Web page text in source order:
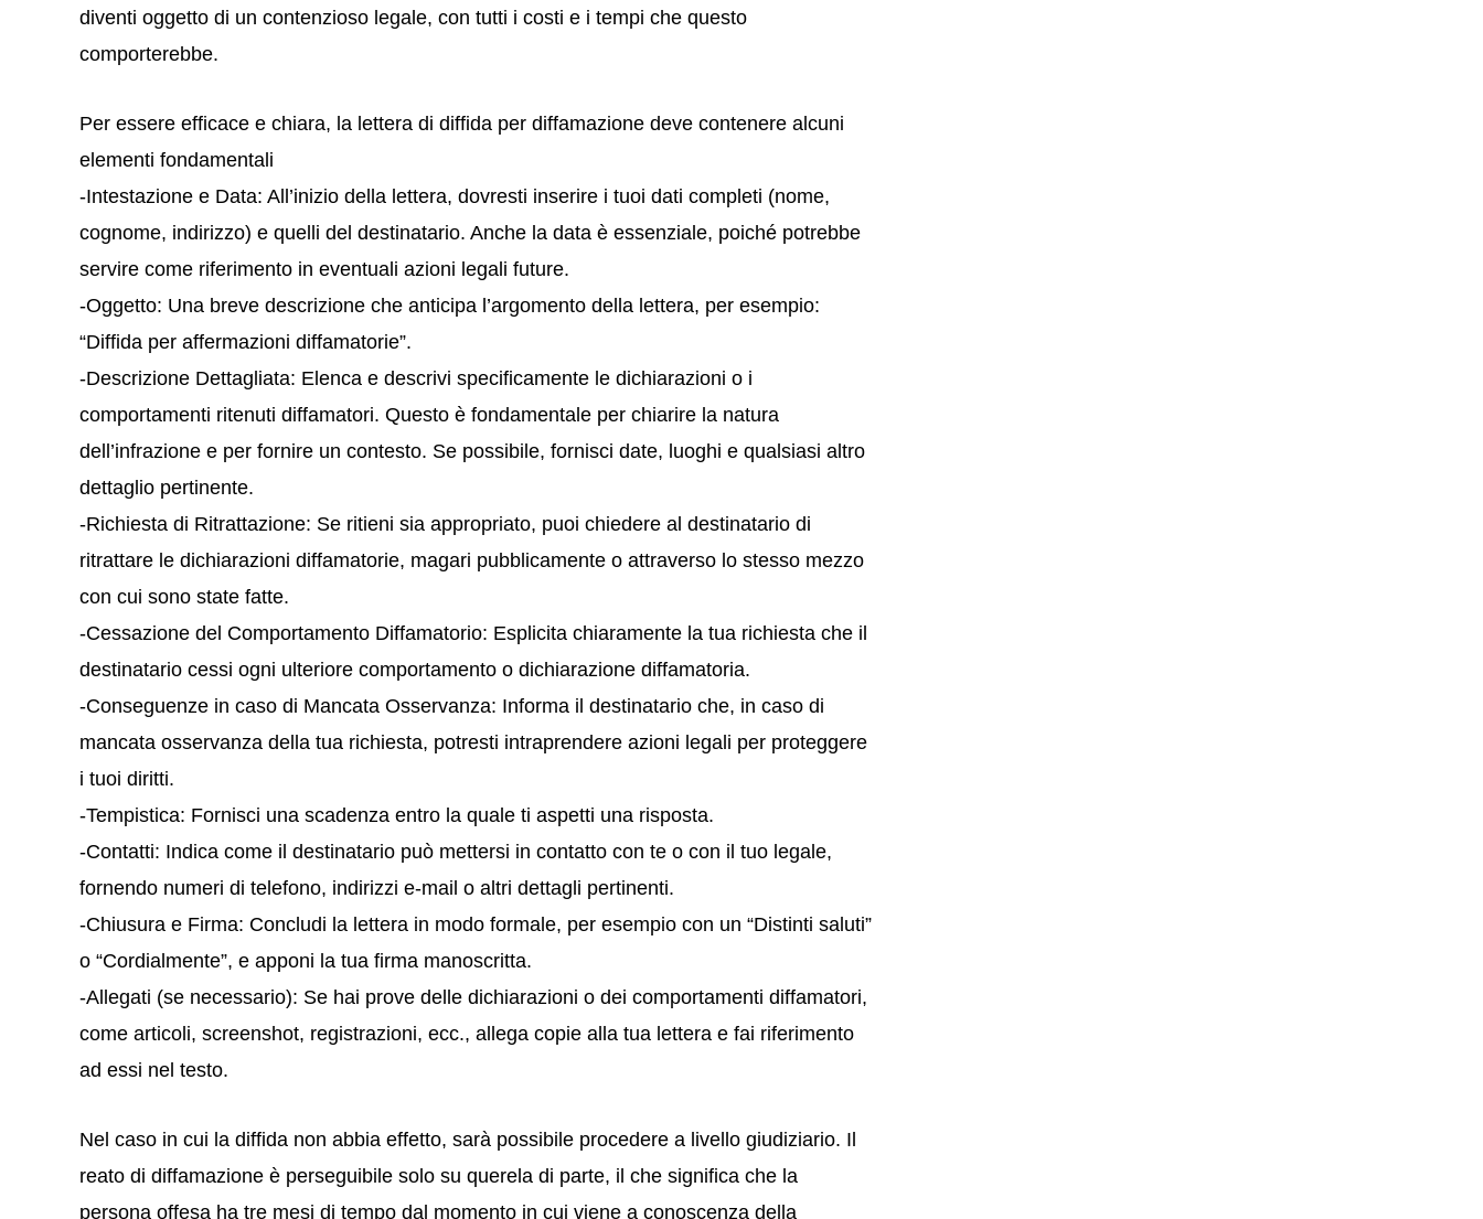
diventi oggetto di un contenzioso legale, con tutti i costi e i tempi che questo
comporterebbe.
Per essere efficace e chiara, la lettera di diffida per diffamazione deve contenere alcuni
elementi fondamentali
-Intestazione e Data: All’inizio della lettera, dovresti inserire i tuoi dati completi (nome,
cognome, indirizzo) e quelli del destinatario. Anche la data è essenziale, poiché potrebbe
servire come riferimento in eventuali azioni legali future.
-Oggetto: Una breve descrizione che anticipa l’argomento della lettera, per esempio:
“Diffida per affermazioni diffamatorie”.
-Descrizione Dettagliata: Elenca e descrivi specificamente le dichiarazioni o i
comportamenti ritenuti diffamatori. Questo è fondamentale per chiarire la natura
dell’infrazione e per fornire un contesto. Se possibile, fornisci date, luoghi e qualsiasi altro
dettaglio pertinente.
-Richiesta di Ritrattazione: Se ritieni sia appropriato, puoi chiedere al destinatario di
ritrattare le dichiarazioni diffamatorie, magari pubblicamente o attraverso lo stesso mezzo
con cui sono state fatte.
-Cessazione del Comportamento Diffamatorio: Esplicita chiaramente la tua richiesta che il
destinatario cessi ogni ulteriore comportamento o dichiarazione diffamatoria.
-Conseguenze in caso di Mancata Osservanza: Informa il destinatario che, in caso di
mancata osservanza della tua richiesta, potresti intraprendere azioni legali per proteggere
i tuoi diritti.
-Tempistica: Fornisci una scadenza entro la quale ti aspetti una risposta.
-Contatti: Indica come il destinatario può mettersi in contatto con te o con il tuo legale,
fornendo numeri di telefono, indirizzi e-mail o altri dettagli pertinenti.
-Chiusura e Firma: Concludi la lettera in modo formale, per esempio con un “Distinti saluti”
o “Cordialmente”, e apponi la tua firma manoscritta.
-Allegati (se necessario): Se hai prove delle dichiarazioni o dei comportamenti diffamatori,
come articoli, screenshot, registrazioni, ecc., allega copie alla tua lettera e fai riferimento
ad essi nel testo.
Nel caso in cui la diffida non abbia effetto, sarà possibile procedere a livello giudiziario. Il
reato di diffamazione è perseguibile solo su querela di parte, il che significa che la
persona offesa ha tre mesi di tempo dal momento in cui viene a conoscenza della